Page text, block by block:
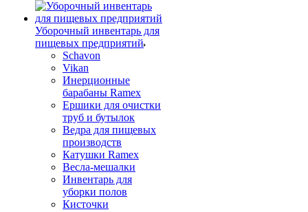
Уборочный инвентарь для
пищевых предприятий
Schavon
Vikan
Инерционные
барабаны Ramex
Ершики для очистки
труб и бутылок
Ведра для пищевых
производств
Катушки Ramex
Весла-мешалки
Инвентарь для
уборки полов
Кисточки